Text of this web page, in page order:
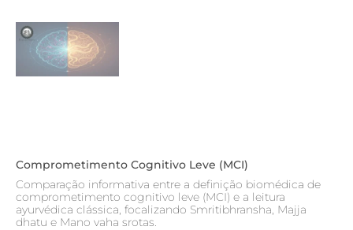
Comprometimento Cognitivo Leve (MCI)
Comparação informativa entre a definição biomédica de
comprometimento cognitivo leve (MCI) e a leitura
ayurvédica clássica, focalizando Smritibhransha, Majja
dhatu e Mano vaha srotas.